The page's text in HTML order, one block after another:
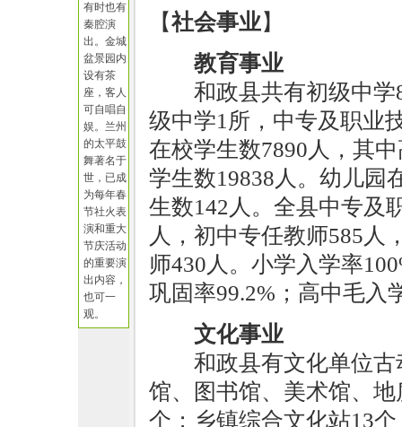
有时也有
秦腔演
出。金城
盆景园内
设有茶
座，客人
可自唱自
娱。兰州
的太平鼓
舞著名于
世，已成
为每年春
节社火表
演和重大
节庆活动
的重要演
出内容，
也可一
观。
【社会事业】
教育事业
和政县共有初级中
级中学1所，中专及职业
在校学生数7890人，其
学生数19838人。幼儿园
生数142人。全县中专及
人，初中专任教师585人
师430人。小学入学率
巩固率99.2%；高中毛入
文化事业
和政县有文化单位
馆、图书馆、美术馆、
个；乡镇综合文化站13